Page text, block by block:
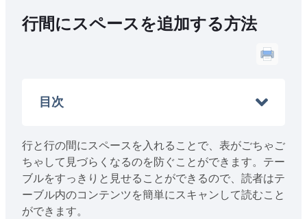
行間にスペースを追加する方法
目次
行と行の間にスペースを入れることで、表がごちゃご
ちゃして見づらくなるのを防ぐことができます。テー
ブルをすっきりと見せることができるので、読者はテ
ーブル内のコンテンツを簡単にスキャンして読むこと
ができます。